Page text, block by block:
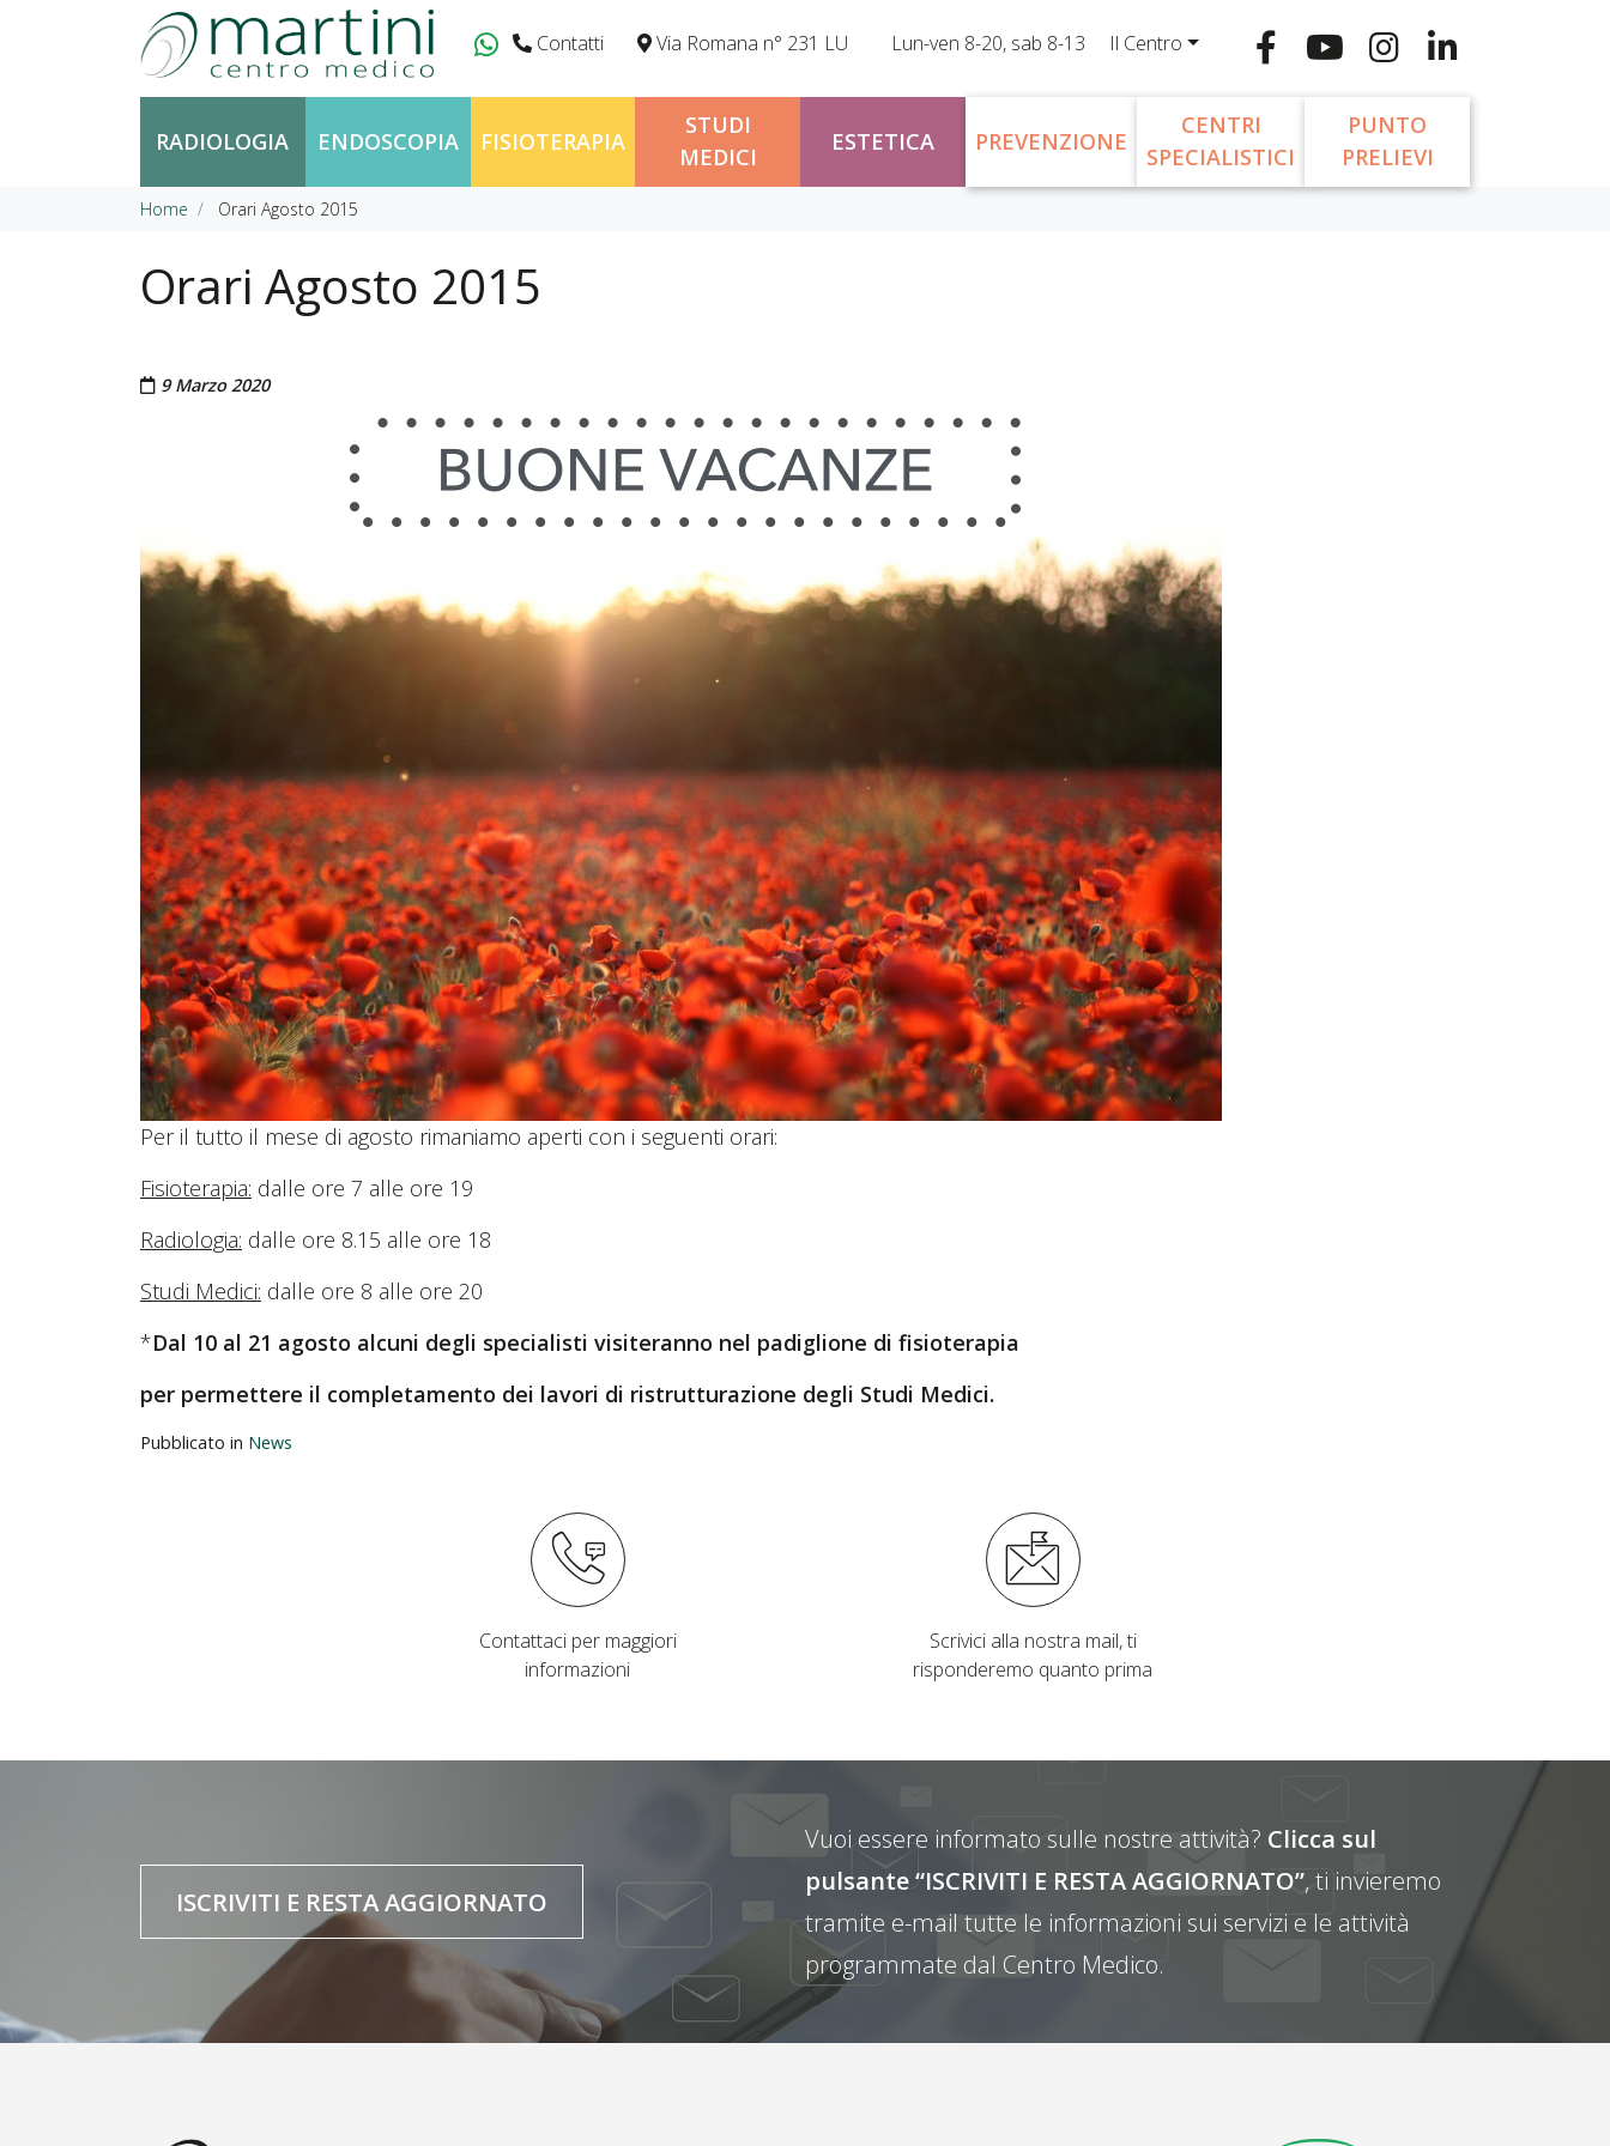
Vai al contenuto
Contatti Via Romana n° 231 LU Lun-ven 8-20, sab 8-13 Il Centro
RADIOLOGIA ENDOSCOPIA FISIOTERAPIA
STUDI
MEDICI
ESTETICA PREVENZIONE
CENTRI
SPECIALISTICI
PUNTO
PRELIEVI
Home Orari Agosto 2015
Orari Agosto 2015
Pubblicato il
9 Marzo 2020
Per il tutto il mese di agosto rimaniamo aperti con i seguenti orari:
Fisioterapia: dalle ore 7 alle ore 19
Radiologia: dalle ore 8.15 alle ore 18
Studi Medici: dalle ore 8 alle ore 20
*Dal 10 al 21 agosto alcuni degli specialisti visiteranno nel padiglione di fisioterapia
per permettere il completamento dei lavori di ristrutturazione degli Studi Medici.
Pubblicato in News
Contattaci per maggiori
informazioni
Scrivici alla nostra mail, ti
risponderemo quanto prima
ISCRIVITI E RESTA AGGIORNATO
Vuoi essere informato sulle nostre attività? Clicca sul
pulsante “ISCRIVITI E RESTA AGGIORNATO”, ti invieremo
tramite e-mail tutte le informazioni sui servizi e le attività
programmate dal Centro Medico.